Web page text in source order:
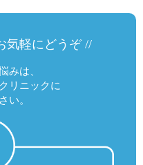
気軽にどうぞ //
みは、
リニックに
い。